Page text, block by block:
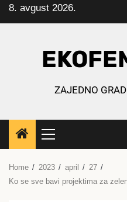
Skip
to
8. avgust 2026.
ZAJEDNO
Primary
Menu
Home 2023 april
27
Ko se sve bavi projektima za